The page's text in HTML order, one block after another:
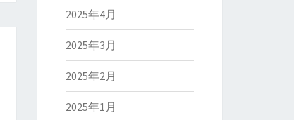
2025年4月
2025年3月
2025年2月
2025年1月